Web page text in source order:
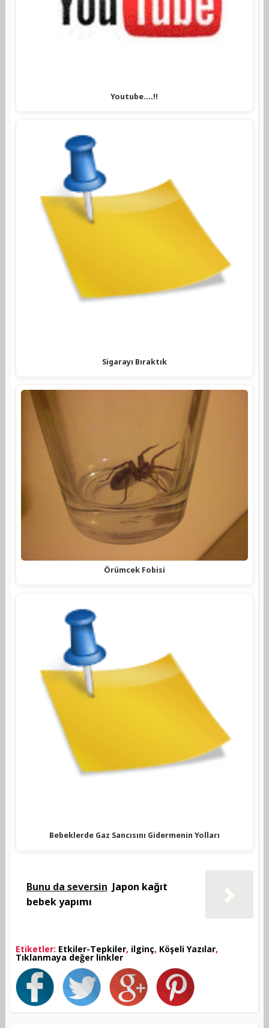
Youtube....!!
Sigarayı Bıraktık
Örümcek Fobisi
Bebeklerde Gaz Sancısını Gidermenin Yolları
Bunu da seversin Japon kağıt
bebek yapımı
Etiketler: Etkiler-Tepkiler, ilginç, Köşeli Yazılar,
Tıklanmaya değer linkler